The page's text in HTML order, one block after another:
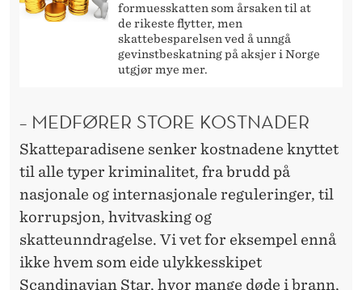
formuesskatten som årsaken til at
de rikeste flytter, men
skattebesparelsen ved å unngå
gevinstbeskatning på aksjer i Norge
utgjør mye mer.
– MEDFØRER STORE KOSTNADER
Skatteparadisene senker kostnadene knyttet
til alle typer kriminalitet, fra brudd på
nasjonale og internasjonale reguleringer, til
korrupsjon, hvitvasking og
skatteunndragelse. Vi vet for eksempel ennå
ikke hvem som eide ulykkesskipet
Scandinavian Star, hvor mange døde i brann,